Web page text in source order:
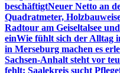
beschäftigtNeuer Netto an
Quadratmeter,
Radtour am Geiseltalsee
einWie fühlt sich der Alltag
in Merseburg machen es
Sachsen-Anhalt steht vor
fehlt: Saalekreis sucht